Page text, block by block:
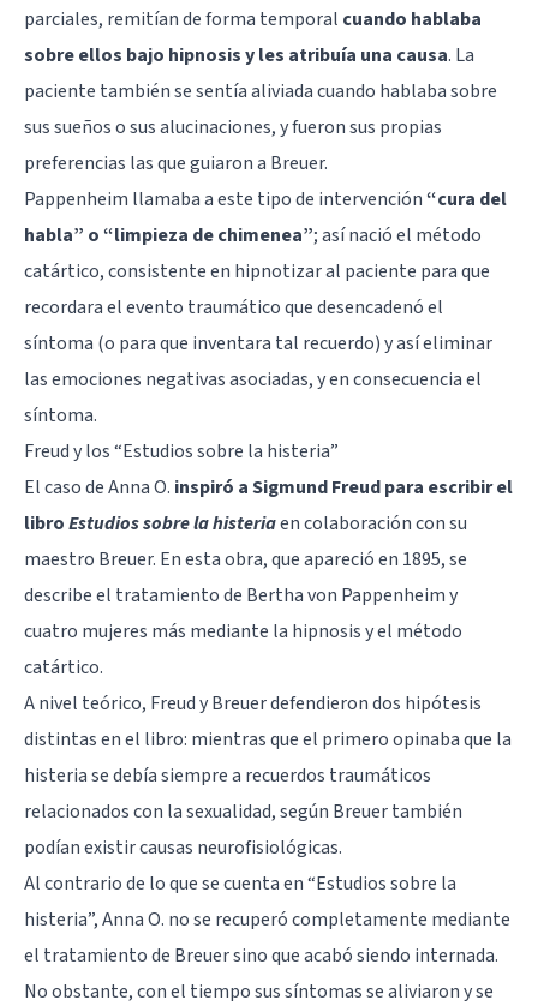
parciales, remitían de forma temporal cuando hablaba
sobre ellos bajo hipnosis y les atribuía una causa. La
paciente también se sentía aliviada cuando hablaba sobre
sus sueños o sus alucinaciones, y fueron sus propias
preferencias las que guiaron a Breuer.
Pappenheim llamaba a este tipo de intervención “cura del
habla” o “limpieza de chimenea”; así nació el método
catártico, consistente en hipnotizar al paciente para que
recordara el evento traumático que desencadenó el
síntoma (o para que inventara tal recuerdo) y así eliminar
las emociones negativas asociadas, y en consecuencia el
síntoma.
Freud y los “Estudios sobre la histeria”
El caso de Anna O. inspiró a Sigmund Freud para escribir el
libroEstudios sobre la histeriaen colaboración con su
maestro Breuer. En esta obra, que apareció en 1895, se
describe el tratamiento de Bertha von Pappenheim y
cuatro mujeres más mediante la hipnosis y el método
catártico.
A nivel teórico, Freud y Breuer defendieron dos hipótesis
distintas en el libro: mientras que el primero opinaba que la
histeria se debía siempre a recuerdos traumáticos
relacionados con la sexualidad, según Breuer también
podían existir causas neurofisiológicas.
Al contrario de lo que se cuenta en “Estudios sobre la
histeria”, Anna O. no se recuperó completamente mediante
el tratamiento de Breuer sino que acabó siendo internada.
No obstante, con el tiempo sus síntomas se aliviaron y se